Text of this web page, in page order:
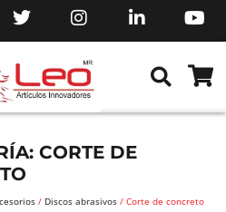
CORTE DE
/ Discos abrasivos / Corte de concreto